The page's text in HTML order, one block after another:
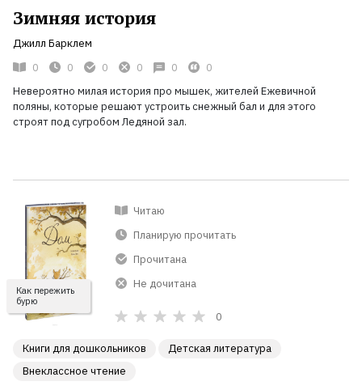
Зимняя история
Джилл Барклем
0
0 0 0 0
0
Невероятно милая история про мышек, жителей Ежевичной
поляны, которые решают устроить снежный бал и для этого
строят под сугробом Ледяной зал.
Как пережить
бурю
Читаю
Планирую прочитать
Прочитана
Не дочитана
0
Книги для дошкольников
Детская литература
Внеклассное чтение